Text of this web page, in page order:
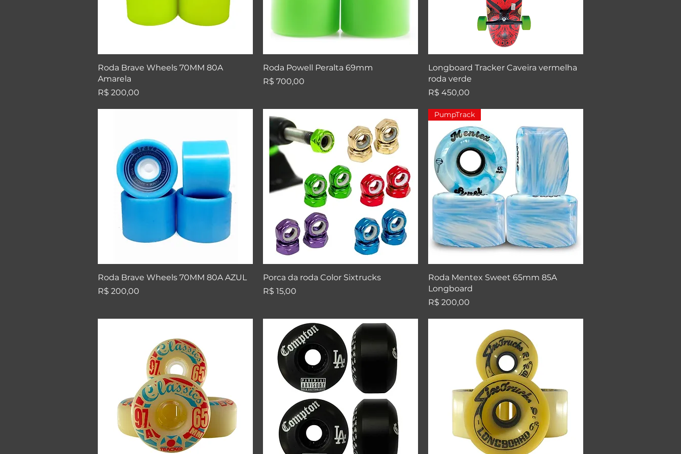
Visualização rápida
Roda Brave Wheels 70MM 80A
Amarela
Preço
R$ 200,00
Visualização rápida
Roda Powell Peralta 69mm
Preço
R$ 700,00
Visualização rápida
Longboard Tracker Caveira vermelha
roda verde
Preço
R$ 450,00
Visualização rápida
Roda Brave Wheels 70MM 80A AZUL
Preço
R$ 200,00
Visualização rápida
Porca da roda Color Sixtrucks
Preço
R$ 15,00
Visualização rápida
PumpTrack
Roda Mentex Sweet 65mm 85A
Longboard
Preço
R$ 200,00